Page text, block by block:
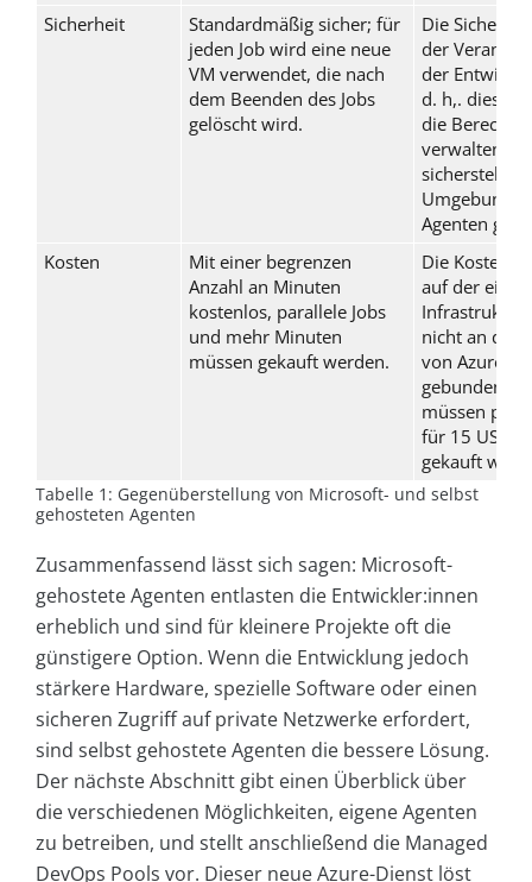
Sicherheit
Standardmäßig sicher; für
jeden Job wird eine neue
VM verwendet, die nach
dem Beenden des Jobs
gelöscht wird.
Die
der
der
d. h,. diese
die
verwalten
Umgebung
Agenten
Kosten
Mit einer begrenzen
Anzahl an Minuten
kostenlos, parallele Jobs
und mehr Minuten
müssen gekauft werden.
Die Kosten
auf der
Infrastruktur
nicht an die
von Azure
gebunden.
müssen
für 15 USD
gekauft
Tabelle 1: Gegenüberstellung von Microsoft- und selbst
gehosteten Agenten
Zusammenfassend lässt sich sagen: Microsoft-
gehostete Agenten entlasten die Entwickler:innen
erheblich und sind für kleinere Projekte oft die
günstigere Option. Wenn die Entwicklung jedoch
stärkere Hardware, spezielle Software oder einen
sicheren Zugriff auf private Netzwerke erfordert,
sind selbst gehostete Agenten die bessere Lösung.
Der nächste Abschnitt gibt einen Überblick über
die verschiedenen Möglichkeiten, eigene Agenten
zu betreiben, und stellt anschließend die Managed
DevOps Pools vor. Dieser neue Azure-Dienst löst